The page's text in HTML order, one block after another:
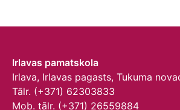
Irlavas pamatskola
Irlava, Irlavas pagasts, Tukuma
Tālr. (+371) 62303833
Mob. tālr. (+371) 26559884